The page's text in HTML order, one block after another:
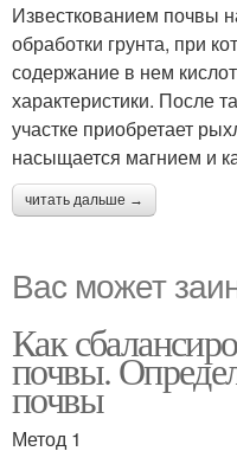
Известкованием почвы
обработки грунта, при
содержание в нем
характеристики. После
участке приобретает
насыщается магнием и
читать дальше →
Вас может
Как
почвы.
почвы
Метод 1